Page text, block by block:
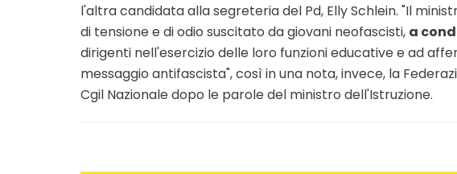
l'altra candidata alla segreteria del Pd, Elly Schlein. "Il
di tensione e di odio suscitato da giovani neofascisti, a
dirigenti nell'esercizio delle loro funzioni educative e ad
messaggio antifascista", così in una nota, invece, la
Cgil Nazionale dopo le parole del ministro dell'Istruzione.